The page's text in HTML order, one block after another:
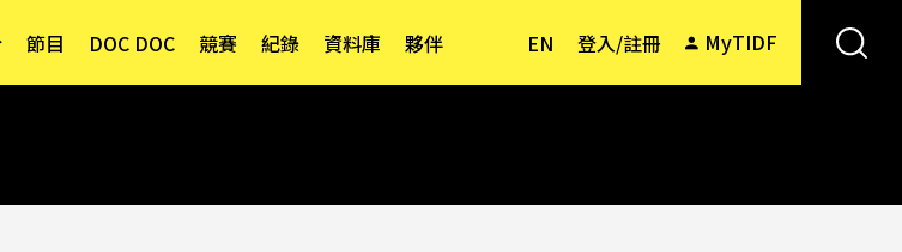
EN 登入/註冊 MyTIDF
節目 DOC DOC 競賽 紀錄 資料庫 夥伴